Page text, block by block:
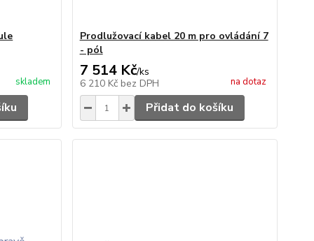
skladem
Prodlužovací kabel 20 m pro ovládání 7
- pól
7 514 Kč/ks
6 210 Kč bez DPH na dotaz
Přidat do košíku